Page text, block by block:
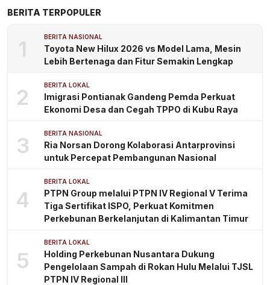
BERITA TERPOPULER
1 BERITA NASIONAL
Toyota New Hilux 2026 vs Model Lama, Mesin
Lebih Bertenaga dan Fitur Semakin Lengkap
2 BERITA LOKAL
Imigrasi Pontianak Gandeng Pemda Perkuat
Ekonomi Desa dan Cegah TPPO di Kubu Raya
3 BERITA NASIONAL
Ria Norsan Dorong Kolaborasi Antarprovinsi
untuk Percepat Pembangunan Nasional
4
BERITA LOKAL
PTPN Group melalui PTPN IV Regional V Terima
Tiga Sertifikat ISPO, Perkuat Komitmen
Perkebunan Berkelanjutan di Kalimantan Timur
5
BERITA LOKAL
Holding Perkebunan Nusantara Dukung
Pengelolaan Sampah di Rokan Hulu Melalui TJSL
PTPN IV Regional III